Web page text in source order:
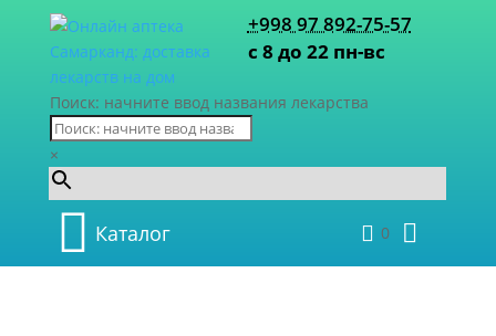
+998 97 892-75-57
с 8 до 22 пн-вс
Поиск: начните ввод названия лекарства
×
Каталог 0